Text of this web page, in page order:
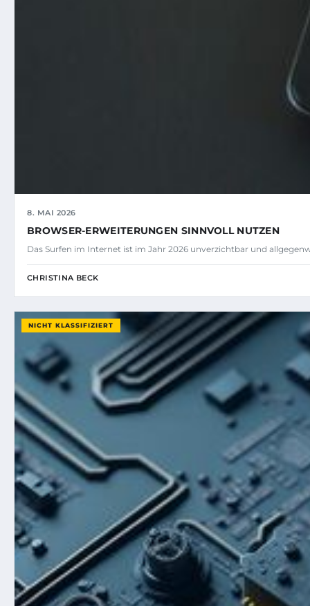
8. MAI 2026
BROWSER-ERWEITERUNGEN SINNVOLL NUTZEN
Das Surfen im Internet ist im Jahr 2026 unverzichtbar und
CHRISTINA BECK
NICHT KLASSIFIZIERT